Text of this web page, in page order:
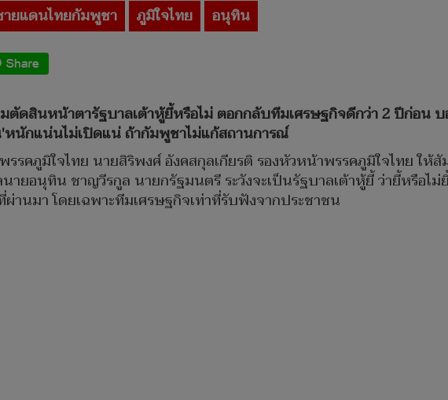
ยแดนไทยกัมพูชา ภูมิใจไทย อนุทิน
ตัดสินหน้าตารัฐบาลเต้าหู้ยี้หรือไม่ ตอกกลับทีมเศรษฐกิจดีกว่า 2 ปีก่อน
นักแน่นไม่เปิดแน่ ถ้ากัมพูชาไม่แก้สถานการณ์
รรคภูมิใจไทย นายสิริพงศ์ อังคสกุลเกียรติ รองหัวหน้าพรรคภูมิใจไทย
ายอนุทิน ชาญวีรกูล นายกรัฐมนตรี ระวังจะเป็นรัฐบาลเต้าหู้ยี้ ว่ายี้หรือ
านมา โดยเฉพาะทีมเศรษฐกิจเท่าที่รับฟังจากประชาชน